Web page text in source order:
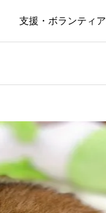
支援・ボランティア